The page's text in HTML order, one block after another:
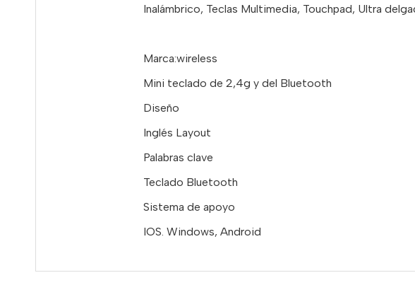
Inalámbrico, Teclas Multimedia, Touchpad, Ultra
Marca:wireless
Mini teclado de 2,4g y del Bluetooth
Diseño
Inglés Layout
Palabras clave
Teclado Bluetooth
Sistema de apoyo
IOS. Windows, Android